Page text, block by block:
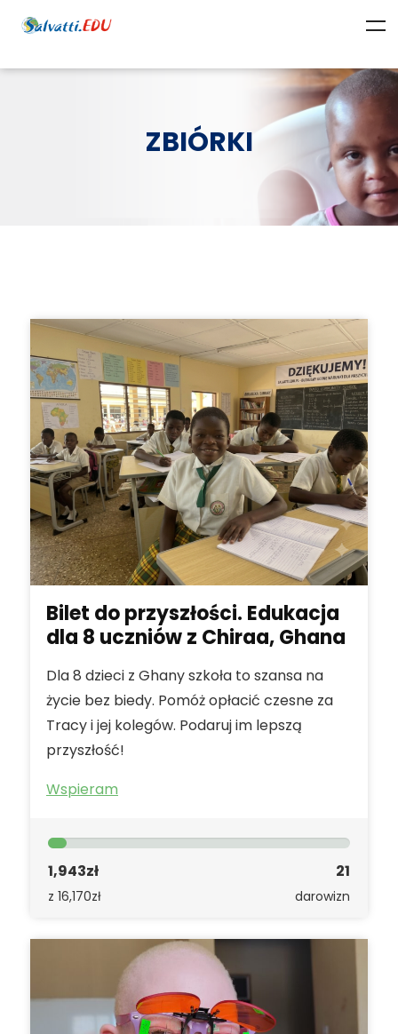
ZBIÓRKI
Bilet do przyszłości. Edukacja
dla 8 uczniów z Chiraa, Ghana
Dla 8 dzieci z Ghany szkoła to szansa na
życie bez biedy. Pomóż opłacić czesne za
Tracy i jej kolegów. Podaruj im lepszą
przyszłość!
Wspieram
1,943zł
z 16,170zł
21
darowizn